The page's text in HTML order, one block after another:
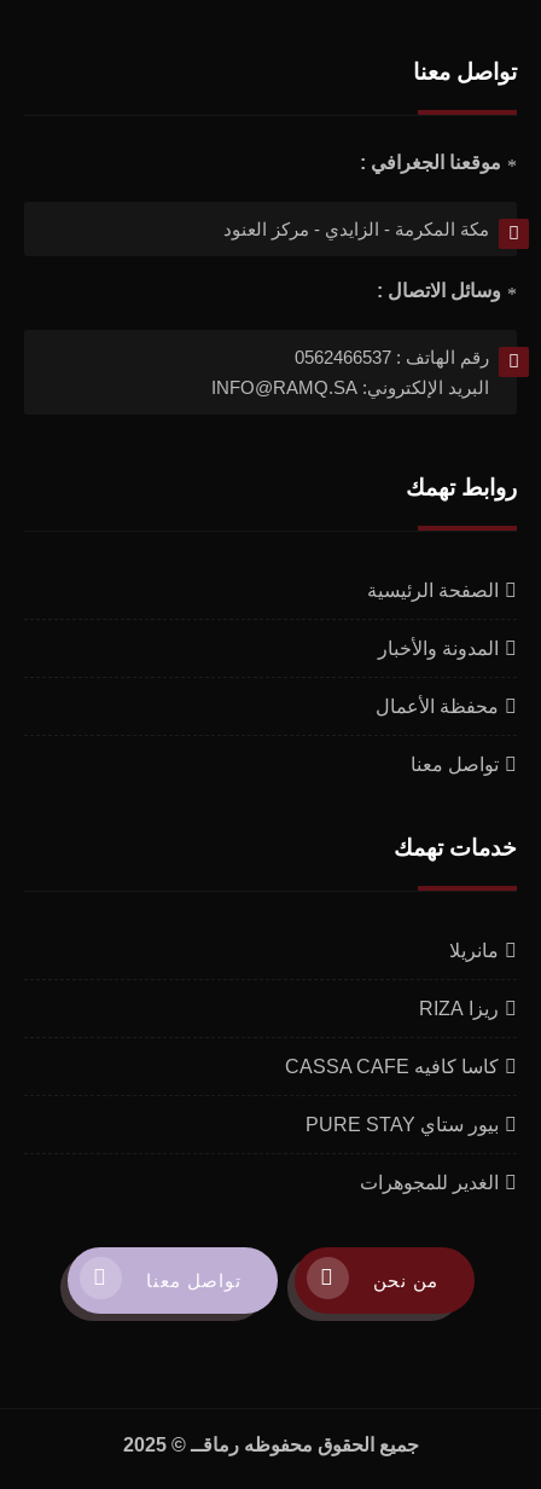
تواصل معنا
موقعنا الجغرافي :
مكة المكرمة - الزايدي - مركز العنود
وسائل الاتصال :
رقم الهاتف : 0562466537
البريد الإلكتروني: INFO@RAMQ.SA
روابط تهمك
الصفحة الرئيسية
المدونة والأخبار
محفظة الأعمال
تواصل معنا
خدمات تهمك
مانريلا
ريزا RIZA
كاسا كافيه CASSA CAFE
بيور ستاي PURE STAY
الغدير للمجوهرات
من نحن تواصل معنا
جميع الحقوق محفوظهرماقــ© 2025